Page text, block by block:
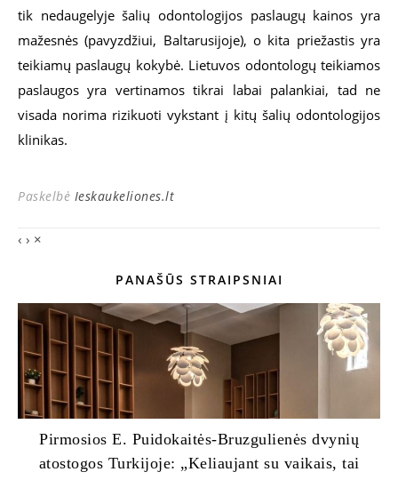
tik nedaugelyje šalių odontologijos paslaugų kainos yra
mažesnės (pavyzdžiui, Baltarusijoje), o kita priežastis yra
teikiamų paslaugų kokybė. Lietuvos odontologų teikiamos
paslaugos yra vertinamos tikrai labai palankiai, tad ne
visada norima rizikuoti vykstant į kitų šalių odontologijos
klinikas.
Paskelbė Ieskaukeliones.lt
‹ › ×
PANAŠŪS STRAIPSNIAI
Pirmosios E. Puidokaitės-Bruzgulienės dvynių
atostogos Turkijoje: „Keliaujant su vaikais, tai